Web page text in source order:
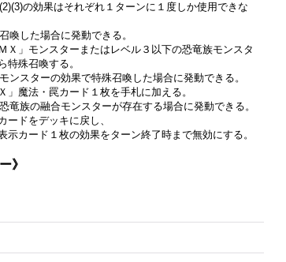
の効果はそれぞれ１ターンに１度しか使用できな
喚した場合に発動できる。
Ｘ」モンスターまたはレベル３以下の恐竜族モンスタ
特殊召喚する。
ンスターの効果で特殊召喚した場合に発動できる。
」魔法・罠カード１枚を手札に加える。
竜族の融合モンスターが存在する場合に発動できる。
ードをデッキに戻し、
示カード１枚の効果をターン終了時まで無効にする。
》